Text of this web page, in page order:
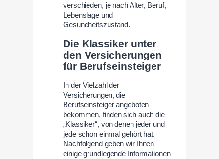
verschieden, je nach Alter, Beruf,
Lebenslage und
Gesundheitszustand.
Die Klassiker unter
den Versicherungen
für Berufseinsteiger
In der Vielzahl der
Versicherungen, die
Berufseinsteiger angeboten
bekommen, finden sich auch die
„Klassiker“, von denen jeder und
jede schon einmal gehört hat.
Nachfolgend geben wir Ihnen
einige grundlegende Informationen